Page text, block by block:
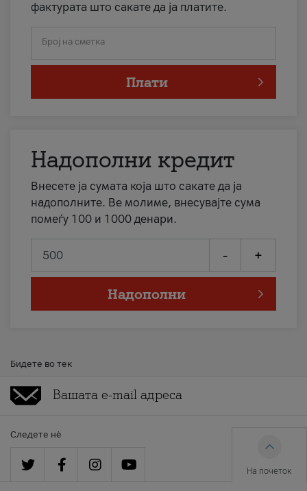
фактурата што сакате да ја платите.
Број на сметка
Плати
Надополни кредит
Внесете ја сумата која што сакате да ја
надополните. Ве молиме, внесувајте сума
помеѓу 100 и 1000 денари.
- +
Надополни
Бидете во тек
Следете нè
На почеток